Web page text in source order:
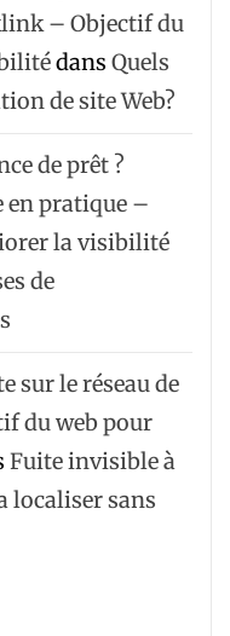
– Objectif du
dans Quels
de site Web?
de prêt ?
en pratique –
la visibilité
de
sur le réseau de
du web pour
Fuite invisible à
localiser sans